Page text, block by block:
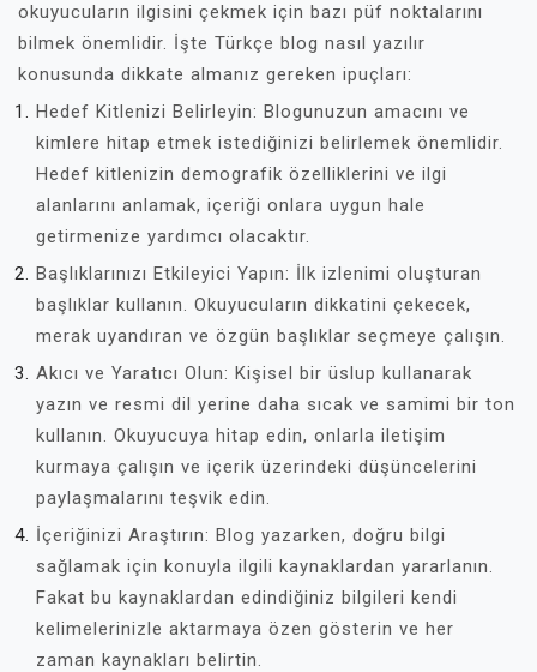
okuyucuların ilgisini çekmek için bazı püf noktalarını
bilmek önemlidir. İşte Türkçe blog nasıl yazılır
konusunda dikkate almanız gereken ipuçları:
Hedef Kitlenizi Belirleyin: Blogunuzun amacını ve
kimlere hitap etmek istediğinizi belirlemek önemlidir.
Hedef kitlenizin demografik özelliklerini ve ilgi
alanlarını anlamak, içeriği onlara uygun hale
getirmenize yardımcı olacaktır.
Başlıklarınızı Etkileyici Yapın: İlk izlenimi oluşturan
başlıklar kullanın. Okuyucuların dikkatini çekecek,
merak uyandıran ve özgün başlıklar seçmeye çalışın.
Akıcı ve Yaratıcı Olun: Kişisel bir üslup kullanarak
yazın ve resmi dil yerine daha sıcak ve samimi bir ton
kullanın. Okuyucuya hitap edin, onlarla iletişim
kurmaya çalışın ve içerik üzerindeki düşüncelerini
paylaşmalarını teşvik edin.
İçeriğinizi Araştırın: Blog yazarken, doğru bilgi
sağlamak için konuyla ilgili kaynaklardan yararlanın.
Fakat bu kaynaklardan edindiğiniz bilgileri kendi
kelimelerinizle aktarmaya özen gösterin ve her
zaman kaynakları belirtin.